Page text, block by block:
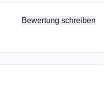
Bewertung schreiben